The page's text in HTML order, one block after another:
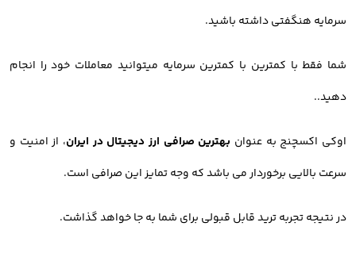
سرمایه هنگفتی داشته باشید.
شما فقط با کمترین با کمترین سرمایه میتوانید معاملات خود را انجام
دهید..
اوکی اکسچنج به عنوان بهترین صرافی ارز دیجیتال در ایران، از امنیت و
سرعت بالایی برخوردار می باشد که وجه تمایز این صرافی است.
در نتیجه تجربه ترید قابل قبولی برای شما به جا خواهد گذاشت.